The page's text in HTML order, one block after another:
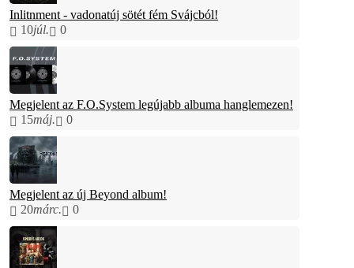
Inlitnment - vadonatúj sötét fém Svájcból!
10júl. 0
Megjelent az F.O.System legújabb albuma hanglemezen!
15máj. 0
Megjelent az új Beyond album!
20márc. 0